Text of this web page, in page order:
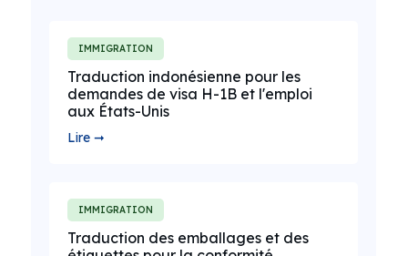
IMMIGRATION
Traduction indonésienne pour les
demandes de visa H-1B et l'emploi
aux États-Unis
Lire ➞
IMMIGRATION
Traduction des emballages et des